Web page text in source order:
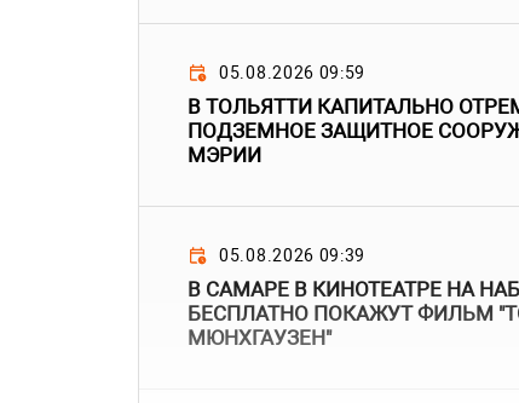
05.08.2026 09:59
В ТОЛЬЯТТИ КАПИТАЛЬНО
ПОДЗЕМНОЕ ЗАЩИТНОЕ
МЭРИИ
05.08.2026 09:39
В САМАРЕ В КИНОТЕАТРЕ НА
БЕСПЛАТНО ПОКАЖУТ ФИЛЬМ
МЮНХГАУЗЕН"